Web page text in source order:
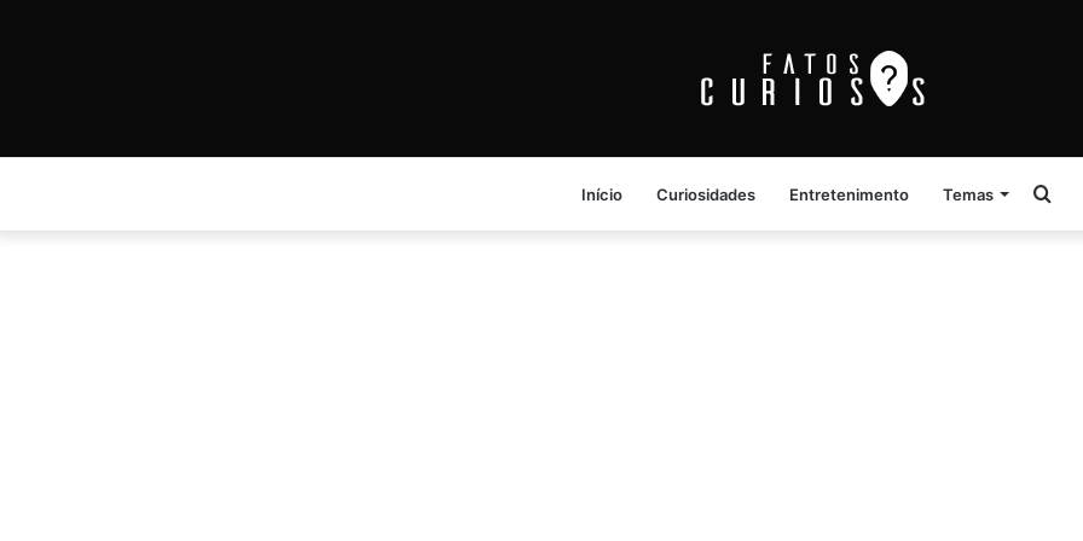
Início Curiosidades Entretenimento Temas